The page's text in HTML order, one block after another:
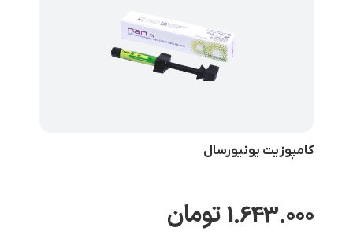
کامپوزیت یونیورسال
1.643.000تومان